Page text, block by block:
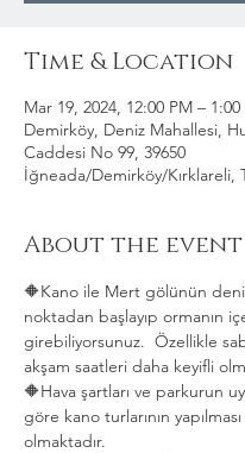
Time & Location
Mar 19, 2024, 12:00 PM – 1:00
Demirköy, Deniz Mahallesi,
Caddesi No 99, 39650
İğneada/Demirköy/Kırklareli,
About the event
🔶️Kano ile Mert gölünün
noktadan başlayıp ormanın
girebiliyorsunuz.  Özellikle
akşam saatleri daha keyifli
🔶️Hava şartları ve parkurun
göre kano turlarının
olmaktadır.